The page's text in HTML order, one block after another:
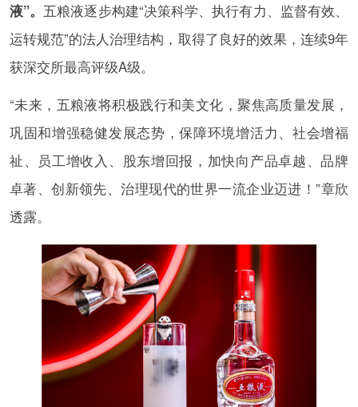
液”。五粮液逐步构建“决策科学、执行有力、监督有效、
运转规范”的法人治理结构，取得了良好的效果，连续9年
获深交所最高评级A级。
“未来，五粮液将积极践行和美文化，聚焦高质量发展，
巩固和增强稳健发展态势，保障环境增活力、社会增福
祉、员工增收入、股东增回报，加快向产品卓越、品牌
卓著、创新领先、治理现代的世界一流企业迈进！”章欣
透露。